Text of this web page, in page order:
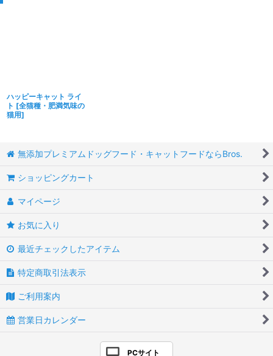
ハッピーキャット ライ
ト [全猫種・肥満気味の
猫用]
無添加プレミアムドッグフード・キャットフードならBros.
ショッピングカート
マイページ
お気に入り
最近チェックしたアイテム
特定商取引法表示
ご利用案内
営業日カレンダー
PCサイト